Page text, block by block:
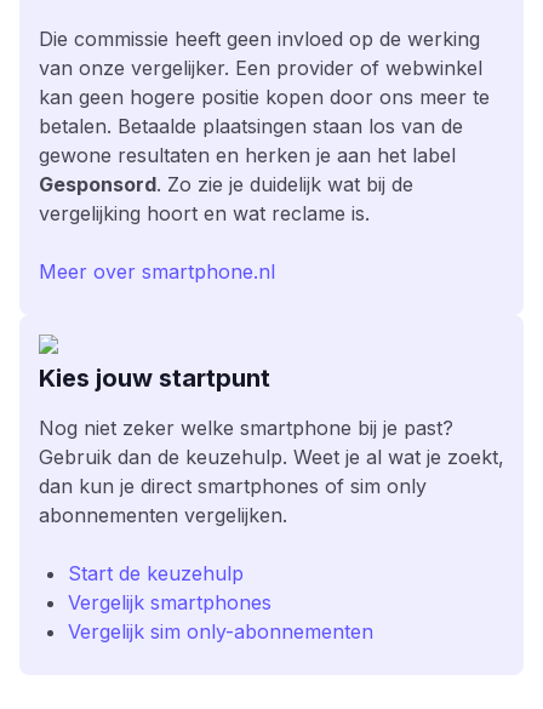
Die commissie heeft geen invloed op de werking
van onze vergelijker. Een provider of webwinkel
kan geen hogere positie kopen door ons meer te
betalen. Betaalde plaatsingen staan los van de
gewone resultaten en herken je aan het label
Gesponsord. Zo zie je duidelijk wat bij de
vergelijking hoort en wat reclame is.
Meer over smartphone.nl
Kies jouw startpunt
Nog niet zeker welke smartphone bij je past?
Gebruik dan de keuzehulp. Weet je al wat je zoekt,
dan kun je direct smartphones of sim only
abonnementen vergelijken.
Start de keuzehulp
Vergelijk smartphones
Vergelijk sim only-abonnementen